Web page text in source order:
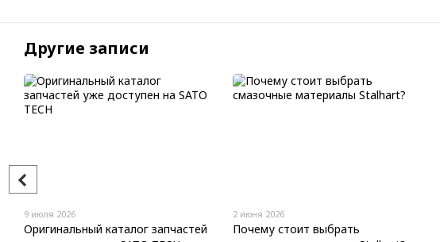
Другие записи
9 июля 2026
Оригинальный каталог запчастей
2 июня 2026
Почему стоит выбрать